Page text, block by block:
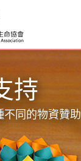
持
不同的物資贊助